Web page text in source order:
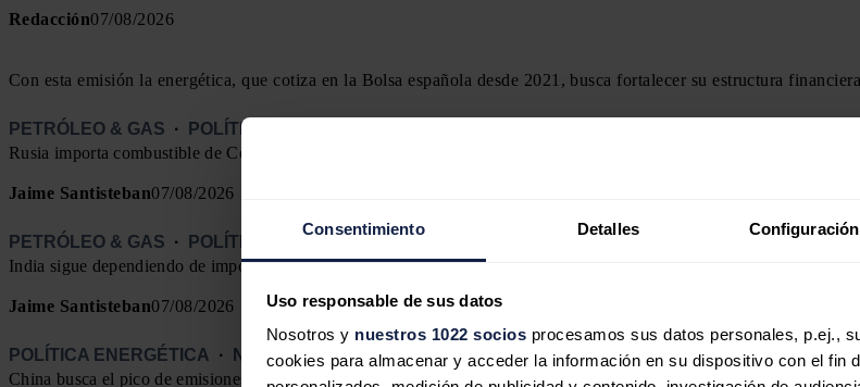
Consentimiento Detalles
Uso responsable de sus datos
Nosotros y nuestros 1022 socios procesamos sus datos personales, p.ej.,
cookies para almacenar y acceder la información en su dispositivo con el fin
Redacción07/08/2026
Con esta emisión la energética, que cotiza en la Bolsa española desde 2021, busca fortalecer su estructura
PETRÓLEO & GAS ·
POLÍTICA ENERGÉTICA
Rusia importa combustible de Corea del Sur ante el colapso de su capacidad de refinación por los ataques ucranianos
Jaime Santisteban07/08/2026
PETRÓLEO & GAS ·
POLÍTICA ENERGÉTICA
India sigue dependiendo de importaciones para el 90% de su demanda de crudo, según informe CII-EY
Jaime Santisteban07/08/2026
POLÍTICA ENERGÉTICA ·
NET ZERO
China busca el pico de emisiones industriales antes de 2030 con nuevo plan quinquenal verde